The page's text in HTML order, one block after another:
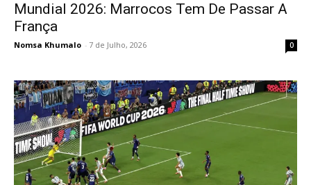
Mundial 2026: Marrocos Tem De Passar A
França
Nomsa Khumalo - 7 de Julho, 2026 0